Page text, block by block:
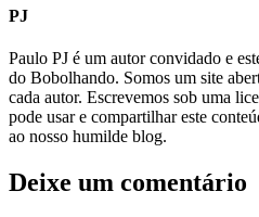
PJ
Paulo PJ é um autor convidado e
do Bobolhando. Somos um site
cada autor. Escrevemos sob uma
pode usar e compartilhar este
ao nosso humilde blog.
Deixe um comentário